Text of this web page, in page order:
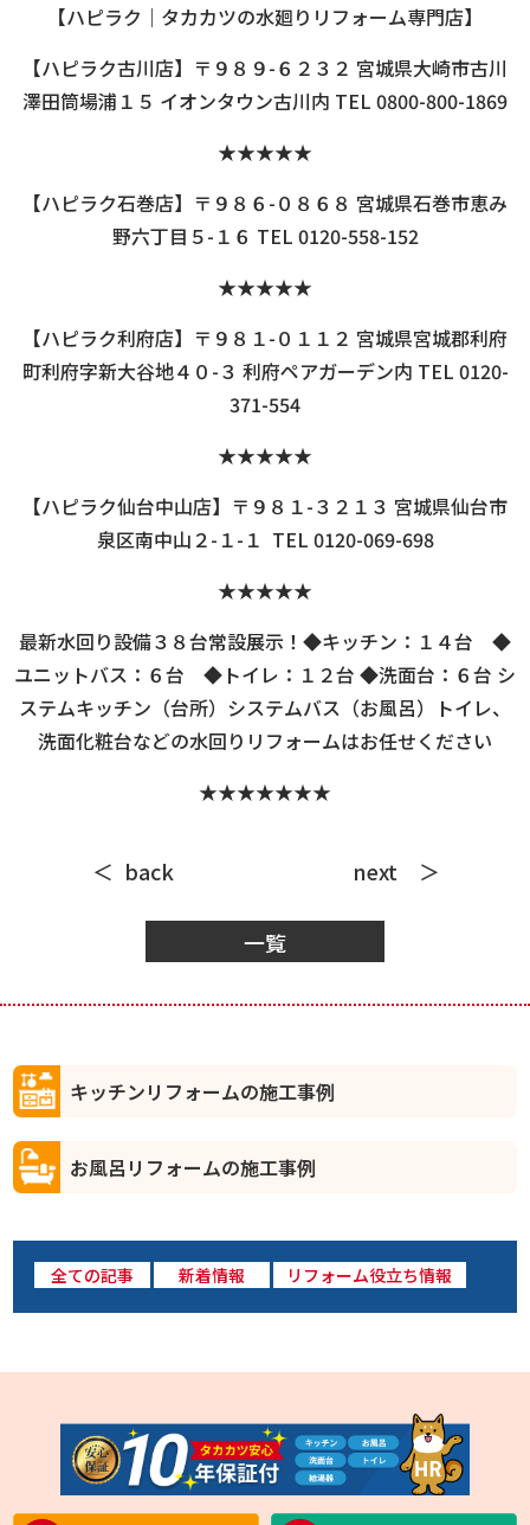
【ハピラク｜タカカツの水廻りリフォーム専門店】
【ハピラク古川店】〒９８９-６２３２ 宮城県大崎市古川
澤田筒場浦１５ イオンタウン古川内 TEL 0800-800-1869
★★★★★
【ハピラク石巻店】〒９８６-０８６８ 宮城県石巻市恵み
野六丁目５-１６ TEL 0120-558-152
★★★★★
【ハピラク利府店】〒９８１-０１１２ 宮城県宮城郡利府
町利府字新大谷地４０-３ 利府ペアガーデン内 TEL 0120-
371-554
★★★★★
【ハピラク仙台中山店】〒９８１-３２１３ 宮城県仙台市
泉区南中山２-１-１ TEL 0120-069-698
★★★★★
最新水回り設備３８台常設展示！◆キッチン：１４台 ◆
ユニットバス：６台 ◆トイレ：１２台 ◆洗面台：６台 シ
ステムキッチン（台所）システムバス（お風呂）トイレ、
洗面化粧台などの水回りリフォームはお任せください
★★★★★★★
back
一覧
next
キッチンリフォームの施工事例
お風呂リフォームの施工事例
全ての記事 新着情報 リフォーム役立ち情報